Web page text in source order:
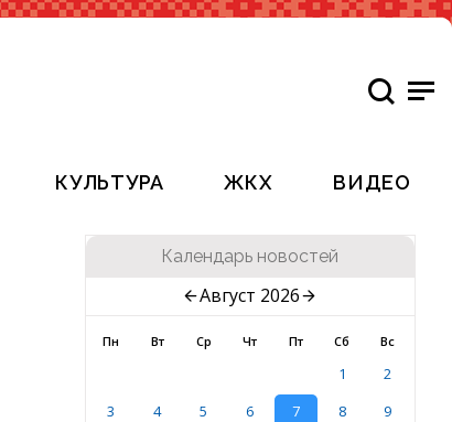
КУЛЬТУРА ЖКХ ВИДЕО
Календарь новостей
Август 2026
Пн Вт Ср Чт Пт Сб Вс
1
2
3
4 5 6 7 8
9